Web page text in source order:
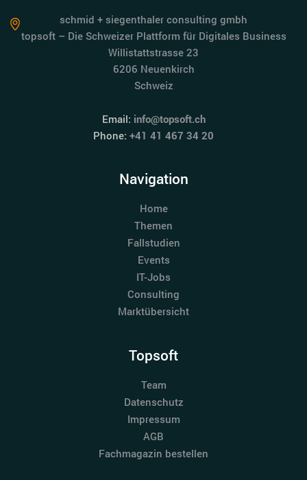
schmid + siegenthaler consulting gmbh
topsoft – Die Schweizer Plattform für Digitales Business
Willistattstrasse 23
6206 Neuenkirch
Schweiz
Email: info@topsoft.ch
Phone: +41 41 467 34 20
Navigation
Home
Themen
Fallstudien
Events
IT-Jobs
Consulting
Marktübersicht
Topsoft
Team
Datenschutz
Impressum
AGB
Fachmagazin bestellen